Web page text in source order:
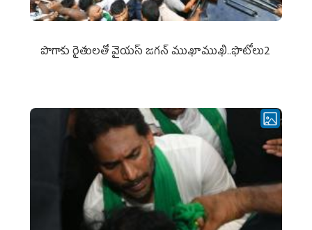
పొగాకు రైతుల‌తో వైయ‌స్ జ‌గ‌న్ ముఖాముఖి..ఫొటోలు2